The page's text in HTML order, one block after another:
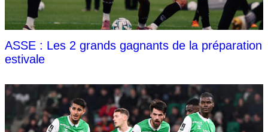
ASSE : Les 2 grands gagnants de la préparation
estivale